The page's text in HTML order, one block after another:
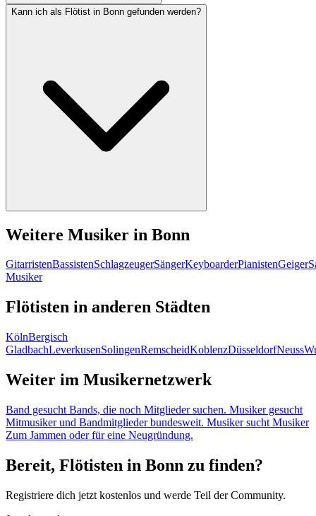
Kann ich als Flötist in Bonn gefunden werden?
Weitere Musiker in Bonn
GitarristenBassistenSchlagzeugerSängerKeyboarderPianistenGeiger
Musiker
Flötisten in anderen Städten
KölnBergisch
GladbachLeverkusenSolingenRemscheidKoblenzDüsseldorfNeuss
Weiter im Musikernetzwerk
Band gesucht Bands, die noch Mitglieder suchen. Musiker gesucht
Mitmusiker und Bandmitglieder bundesweit. Musiker sucht Musiker
Zum Jammen oder für eine Neugründung.
Bereit, Flötisten in Bonn zu finden?
Registriere dich jetzt kostenlos und werde Teil der Community.